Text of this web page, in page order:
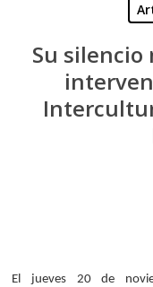
Su
El jueves 20 de